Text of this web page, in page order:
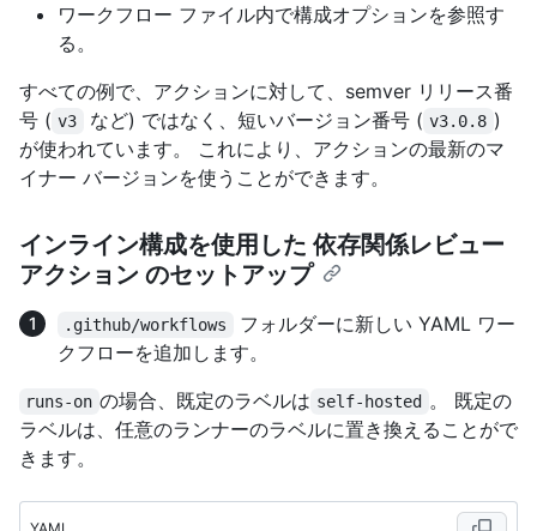
ワークフロー ファイル内で構成オプションを参照す
る。
すべての例で、アクションに対して、semver リリース番
号 ( v3 など) ではなく、短いバージョン番号 ( v3.0.8 )
が使われています。 これにより、アクションの最新のマ
イナー バージョンを使うことができます。
インライン構成を使用した 依存関係レビュー
アクション のセットアップ
.github/workflows
フォルダーに新しい YAML ワー
クフローを追加します。
runs-on の場合、既定のラベルは self-hosted 。 既定の
ラベルは、任意のランナーのラベルに置き換えることがで
きます。